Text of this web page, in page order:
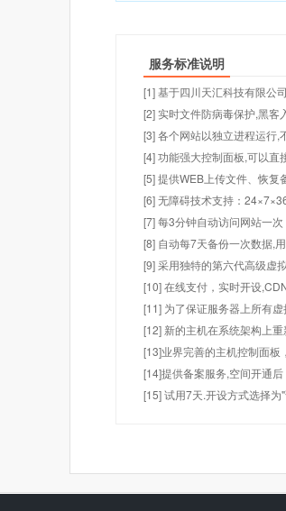
服务标准说明
[1] 基于四川天汇科技有限公
[2] 实时文件防病毒保护,黑客
[3] 各个网站以独立进程运行,
[4] 功能强大控制面板,可以直
[5] 提供WEB上传文件、恢
[6] 无障碍技术支持：
[7] 每3分钟自动访问网站一
[8] 自动每7天备份一次数据,
[9] 采用独特的第六代高级虚
[10] 在线支付，实时开设
[11] 为了保证服务器上所有
[12] 新的主机在系统架构上
[13]业界完善的主机控制面板
[14]提供备案服务,空间开通后
[15] 试用7天.开设方式选择为"